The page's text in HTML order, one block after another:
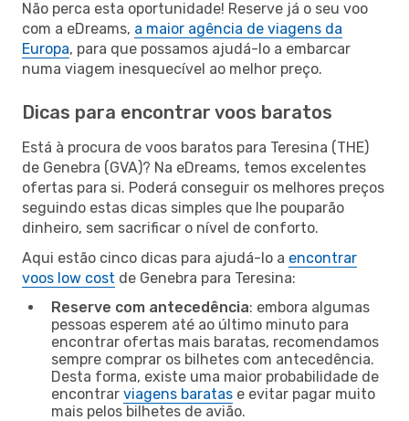
Não perca esta oportunidade! Reserve já o seu voo
com a eDreams, a maior agência de viagens da
Europa, para que possamos ajudá-lo a embarcar
numa viagem inesquecível ao melhor preço.
Dicas para encontrar voos baratos
Está à procura de voos baratos para Teresina (THE)
de Genebra (GVA)? Na eDreams, temos excelentes
ofertas para si. Poderá conseguir os melhores preços
seguindo estas dicas simples que lhe pouparão
dinheiro, sem sacrificar o nível de conforto.
Aqui estão cinco dicas para ajudá-lo a encontrar
voos low cost de Genebra para Teresina:
Reserve com antecedência: embora algumas
pessoas esperem até ao último minuto para
encontrar ofertas mais baratas, recomendamos
sempre comprar os bilhetes com antecedência.
Desta forma, existe uma maior probabilidade de
encontrar viagens baratas e evitar pagar muito
mais pelos bilhetes de avião.